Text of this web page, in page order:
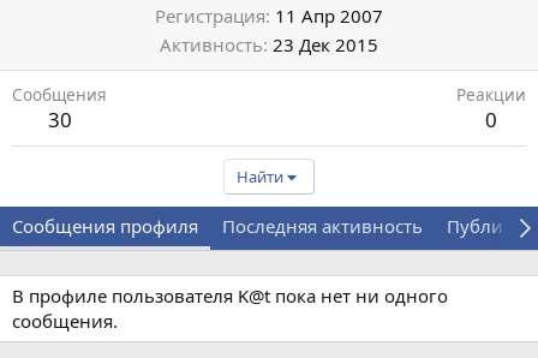
Регистрация 11 Апр 2007
Активность 23 Дек 2015
Сообщения
30
Реакции
0
Найти
Сообщения профиля Последняя активность
В профиле пользователя K@t пока нет ни одного
сообщения.